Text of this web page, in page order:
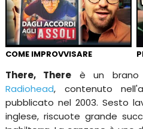
COME IMPROVVISARE
There, There è un brano
Radiohead, contenuto
pubblicato nel 2003. Sesto
inglese, riscuote grande